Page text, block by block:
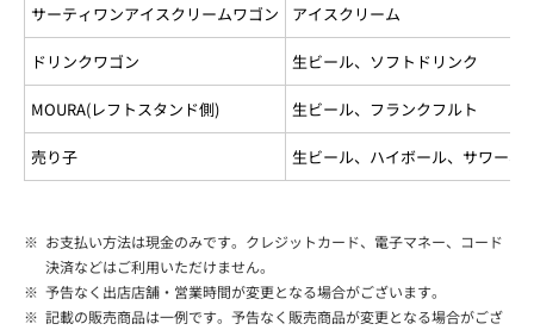
サーティワンアイスクリームワゴン アイスクリーム
ドリンクワゴン 生ビール、ソフトドリンク
MOURA(レフトスタンド側) 生ビール、フランクフルト
売り子 生ビール、ハイボール、サワー
※ お支払い方法は現金のみです。クレジットカード、電子マネー、コード
決済などはご利用いただけません。
※ 予告なく出店店舗・営業時間が変更となる場合がございます。
※ 記載の販売商品は一例です。予告なく販売商品が変更となる場合がござ